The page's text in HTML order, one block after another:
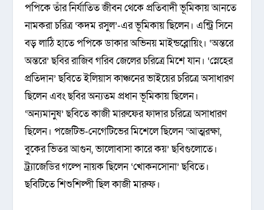
পপিকে তাঁর নির্যাতিত জীবন থেকে প্রতিবাদী ভূমিকায় আনতে
নামকরা চরিত্র ‘কদম রসুল’-এর ভূমিকায় ছিলেন। এন্ট্রি সিনে
বড় লাঠি হাতে পপিকে ডাকার অভিনয় মাইন্ডব্লোয়িং। ‘অন্তরে
অন্তরে’ ছবির রাজিব গরিব জেলের চরিত্রে মিশে যান। ‘স্নেহের
প্রতিদান’ ছবিতে ইলিয়াস কাঞ্চনের ভাইয়ের চরিত্রে অসাধারণ
ছিলেন এবং ছবির অন্যতম প্রধান ভূমিকায় ছিলেন।
‘অন্যমানুষ’ ছবিতে কাজী মারুফের ফাদার চরিত্রে অসাধারণ
ছিলেন। পজেটিভ-নেগেটিভের মিশেলে ছিলেন ‘আত্মরক্ষা,
বুকের ভিতর আগুন, ভালোবাসা কারে কয়’ ছবিগুলোতে।
ট্র্যাজেডির গল্পে নায়ক ছিলেন ‘খোকনসোনা’ ছবিতে।
ছবিটিতে শিশুশিল্পী ছিল কাজী মারুফ।